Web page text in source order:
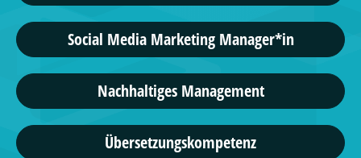
Social Media Marketing Manager*in
Nachhaltiges Management
Übersetzungskompetenz